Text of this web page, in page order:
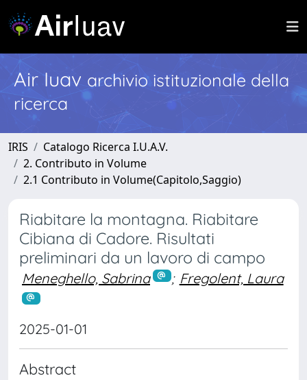
Air Iuav archivio istituzionale della
ricerca
IRIS
Catalogo Ricerca I.U.A.V.
2. Contributo in Volume
2.1 Contributo in Volume(Capitolo,Saggio)
Riabitare la montagna. Riabitare
Cibiana di Cadore. Risultati
preliminari da un lavoro di campo
Meneghello, Sabrina ; Fregolent, Laura
2025-01-01
Abstract